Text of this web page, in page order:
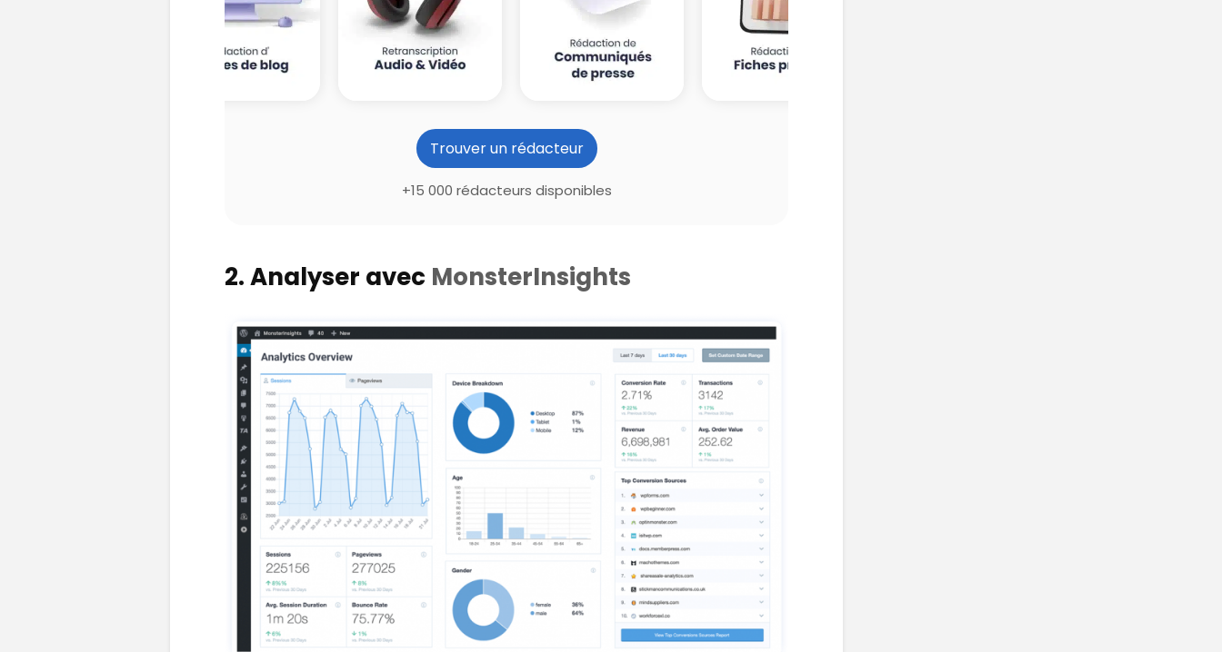
Trouver un rédacteur
+15 000 rédacteurs disponibles
2. Analyser avec MonsterInsights